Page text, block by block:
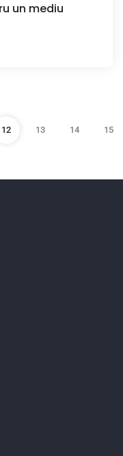
un mediu
12 13 14 15